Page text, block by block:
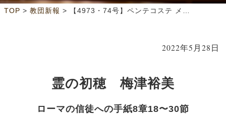
TOP > 教団新報 > 【4973・74号】ペンテコステ メッセージ（1面）
2022年5月28日
霊の初穂 梅津裕美
ローマの信徒への手紙8章18〜30節